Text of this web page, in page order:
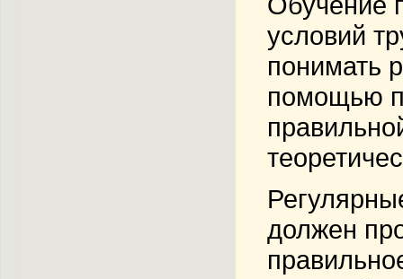
условий
понимать
помощью
должен